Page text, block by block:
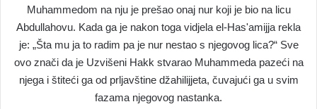
Muhammedom na nju je prešao onaj nur koji je bio na licu
Abdullahovu. Kada ga je nakon toga vidjela el-Has'amijja rekla
je: „Šta mu ja to radim pa je nur nestao s njegovog lica?“ Sve
ovo znači da je Uzvišeni Hakk stvarao Muhammeda pazeći na
njega i štiteći ga od prljavštine džahilijjeta, čuvajući ga u svim
fazama njegovog nastanka.